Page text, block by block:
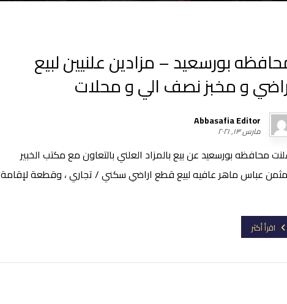
بورسعيد – مزادين علنيين لبيع
و مخبز نصف الي و محلات
Abbasafia Editor
مارس ١٣, ٢٠٢١
محافظه بورسعيد عن بيع بالمزاد العلني بالتعاون مع مكتب الخبير
عباس ماهر عافيه لبيع قطع اراضي سكني / تجاري ، وقطعة لإقامة
اقرأ أكثر